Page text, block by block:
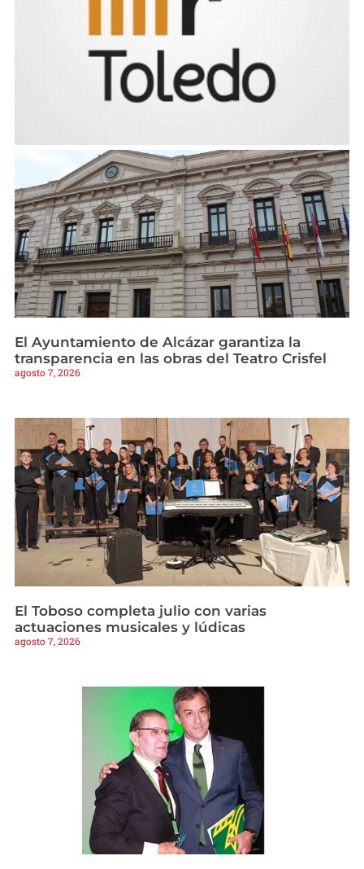
El Ayuntamiento de Alcázar garantiza la
transparencia en las obras del Teatro Crisfel
agosto 7, 2026
El Toboso completa julio con varias
actuaciones musicales y lúdicas
agosto 7, 2026